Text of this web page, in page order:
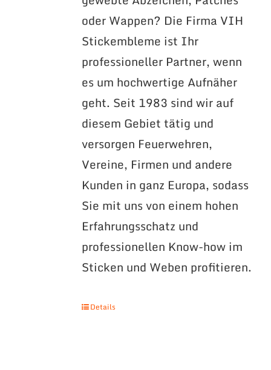
oder Wappen? Die Firma VIH
Stickembleme ist Ihr
professioneller Partner, wenn
es um hochwertige Aufnäher
geht. Seit 1983 sind wir auf
diesem Gebiet tätig und
versorgen Feuerwehren,
Vereine, Firmen und andere
Kunden in ganz Europa, sodass
Sie mit uns von einem hohen
Erfahrungsschatz und
professionellen Know-how im
Sticken und Weben profitieren.
Details